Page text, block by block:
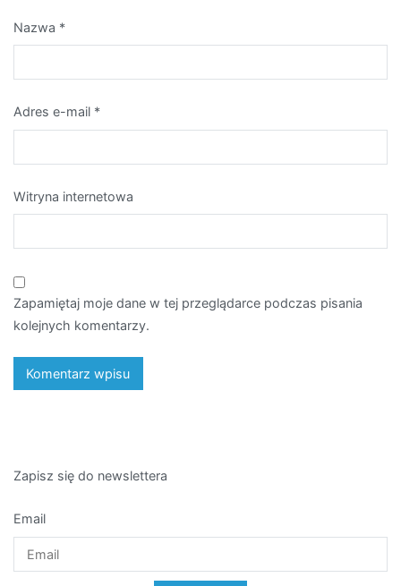
Nazwa *
Adres e-mail *
Witryna internetowa
Zapamiętaj moje dane w tej przeglądarce podczas pisania
kolejnych komentarzy.
Zapisz się do newslettera
Email